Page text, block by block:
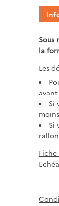
Sous
la
Les
Si
Si
Fiche